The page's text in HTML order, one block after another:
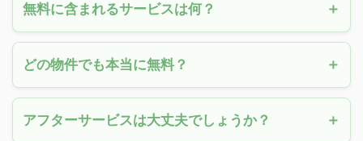
無料に含まれるサービスは何？
どの物件でも本当に無料？
アフターサービスは大丈夫でしょうか？